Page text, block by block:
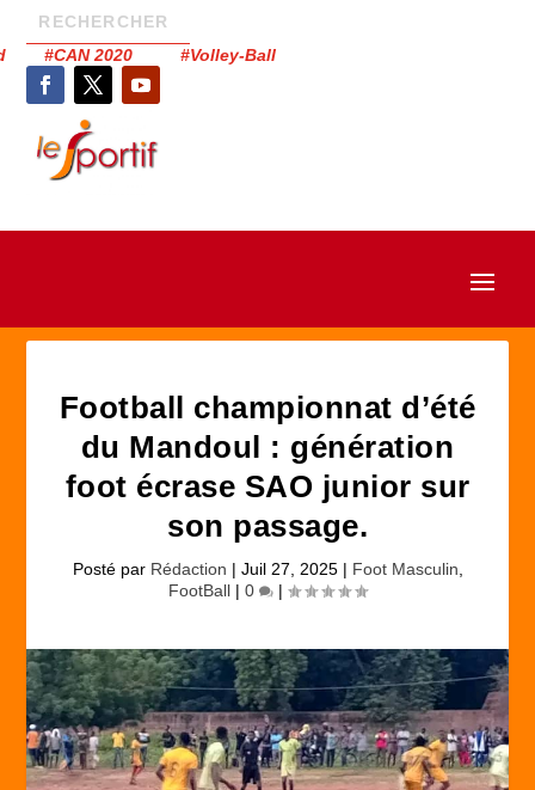
#CAN 2020 #Volley-Ball
Football championnat d’été
du Mandoul : génération
foot écrase SAO junior sur
son passage.
Posté par Rédaction | Juil 27, 2025| Foot Masculin
FootBall | 0 |